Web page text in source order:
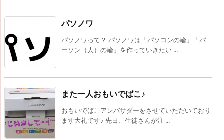
パソノワ
パソノワって？ パソノワは「パソコンの輪」「パ
ーソン（人）の輪」を作っていきたい ...
また一人おもいでばこ♪
おもいでばこアンバサダーをさせていただいており
ます大礼です♪ 先日、生徒さんが注 ...